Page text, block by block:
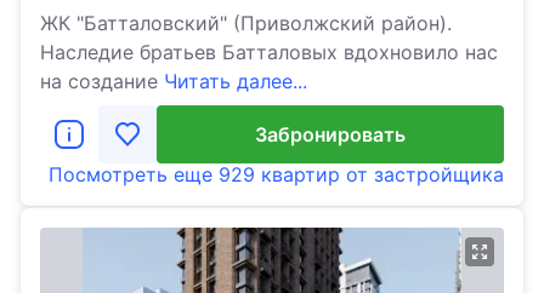
ЖК "Батталовский" (Приволжский район).
Наследие братьев Батталовых вдохновило нас
на создание Читать далее...
Забронировать
Посмотреть еще 929 квартир от застройщика